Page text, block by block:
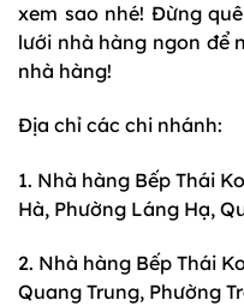
xem sao nhé! Đừng
lưới nhà hàng ngon để
nhà hàng!
Địa chỉ các chi nhánh:
1. Nhà hàng Bếp Thái
Hà, Phường Láng Hạ,
2. Nhà hàng Bếp Thái
Quang Trung, Phường